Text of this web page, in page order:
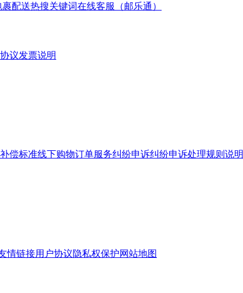
配送热搜关键词在线客服（邮乐通）
议发票说明
偿标准线下购物订单服务纠纷申诉纠纷申诉处理规则说明
情链接用户协议隐私权保护网站地图